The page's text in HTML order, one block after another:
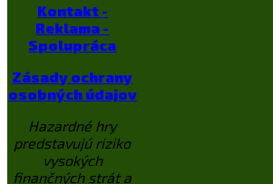
Kontakt -
Reklama -
Spolupráca
Zásady ochrany
osobných údajov
Hazardné hry
predstavujú riziko
vysokých
finančných strát a